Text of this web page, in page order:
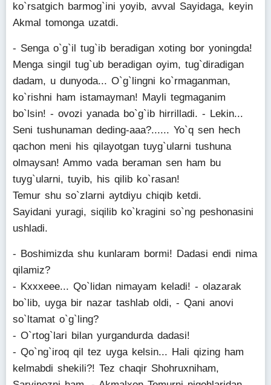
ko`rsatgich barmog`ini yoyib, avval Sayidaga, keyin
Akmal tomonga uzatdi.
- Senga o`g`il tug`ib beradigan xoting bor yoningda!
Menga singil tug`ub beradigan oyim, tug`diradigan
dadam, u dunyoda... O`g`lingni ko`rmaganman,
ko`rishni ham istamayman! Mayli tegmaganim
bo`lsin! - ovozi yanada bo`g`ib hirrilladi. - Lekin...
Seni tushunaman deding-aaa?...... Yo`q sen hech
qachon meni his qilayotgan tuyg`ularni tushuna
olmaysan! Ammo vada beraman sen ham bu
tuyg`ularni, tuyib, his qilib ko`rasan!
Temur shu so`zlarni aytdiyu chiqib ketdi.
Sayidani yuragi, siqilib ko`kragini so`ng peshonasini
ushladi.
- Boshimizda shu kunlaram bormi! Dadasi endi nima
qilamiz?
- Kxxxeee... Qo`lidan nimayam keladi! - olazarak
bo`lib, uyga bir nazar tashlab oldi, - Qani anovi
so`ltamat o`g`ling?
- O`rtog`lari bilan yurgandurda dadasi!
- Qo`ng`iroq qil tez uyga kelsin... Hali qizing ham
kelmabdi shekili?! Tez chaqir Shohruxniham,